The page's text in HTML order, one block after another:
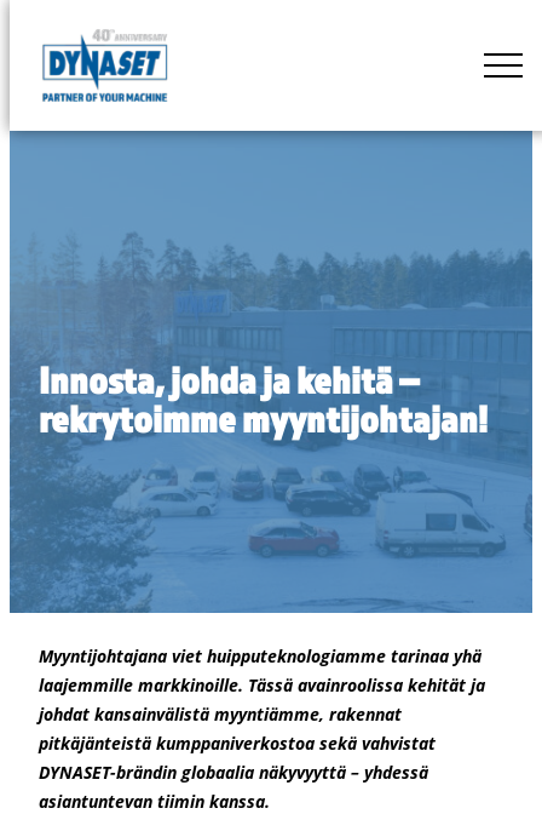
suoraan
sisältöön
DYNASET
by
Innosta, johda ja kehitä –
rekrytoimme myyntijohtajan!
Myyntijohtajana viet huipputeknologiamme tarinaa yhä
laajemmille markkinoille. Tässä avainroolissa kehität ja
johdat kansainvälistä myyntiämme, rakennat
pitkäjänteistä kumppaniverkostoa sekä vahvistat
DYNASET-brändin globaalia näkyvyyttä – yhdessä
asiantuntevan tiimin kanssa.